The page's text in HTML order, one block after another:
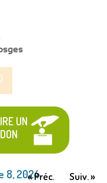
UN
DON
8, 2024« Préc. Suiv. »